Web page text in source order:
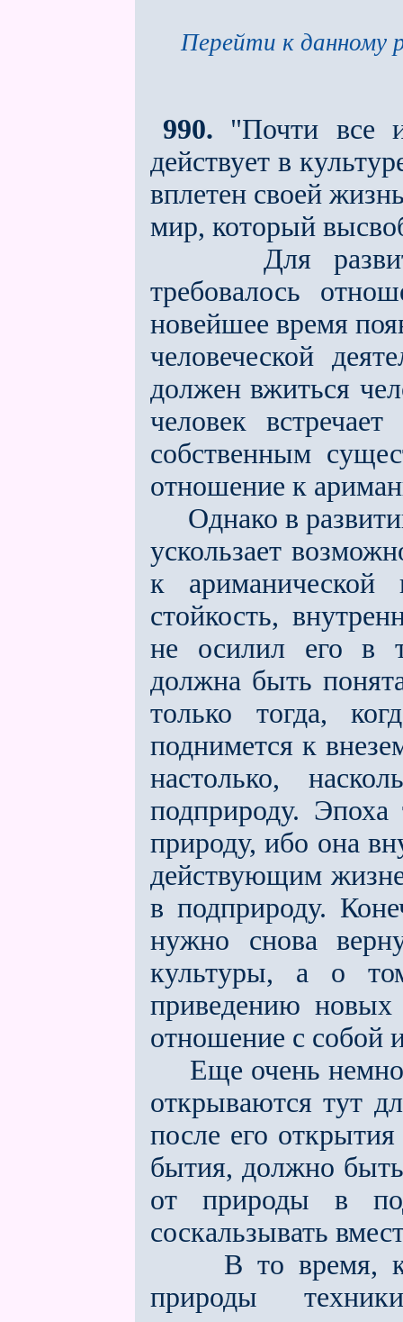
Перейти к данному
990. "Почти всe
действует в
вплетeн своей
мир, который
Для развития
требовалось
новейшее время
человеческой
дол­жен вжиться
человек
собственным
отношение к
Однако в
ускользает
к ариманической
стойкость,
не осилил его в
должна быть
только тогда,
поднимется к
настолько,
подприроду. Эпоха
природу, ибо она
действующим
в подприроду.
нужно снова
культуры, а о
приведению новых
отношение с собой
Ещe очень
открываются тут
после его
бытия, должно
от природы в
соскальзывать
В то время,
природы